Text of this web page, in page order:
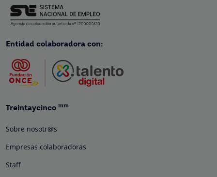
Entidad colaboradora con:
Treintaycinco mm
Sobre nosotr@s
Empresas colaboradoras
Staff